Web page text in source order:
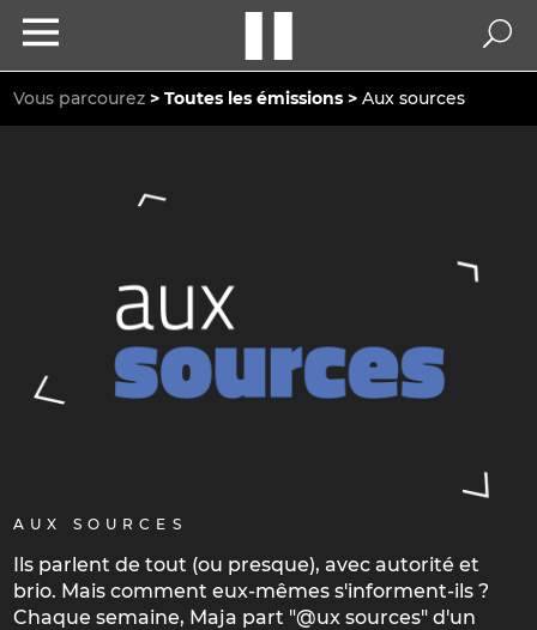
Vous parcourez Toutes les émissions Aux sources
AUX SOURCES
Ils parlent de tout (ou presque), avec autorité et
brio. Mais comment eux-mêmes s'informent-ils ?
Chaque semaine, Maja part "@ux sources" d'un